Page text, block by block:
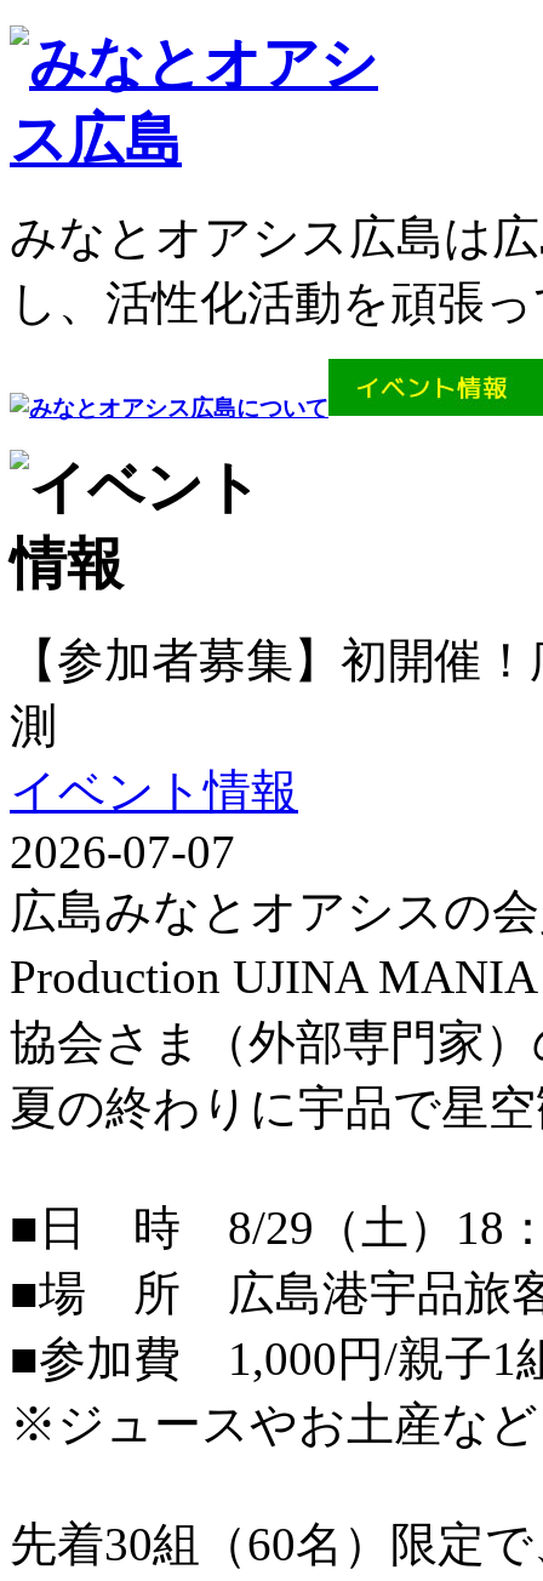
みなとオアシス広島は
し、活性化活動を頑張
【参加者募集】初開催
測
イベント情報
2026-07-07
広島みなとオアシスの
Production UJINA
協会さま（外部専門家
夏の終わりに宇品で星
■日 時 8/29（土）18
■場 所 広島港宇品旅
■参加費 1,000円/親子1
※ジュースやお土産な
先着30組（60名）限定